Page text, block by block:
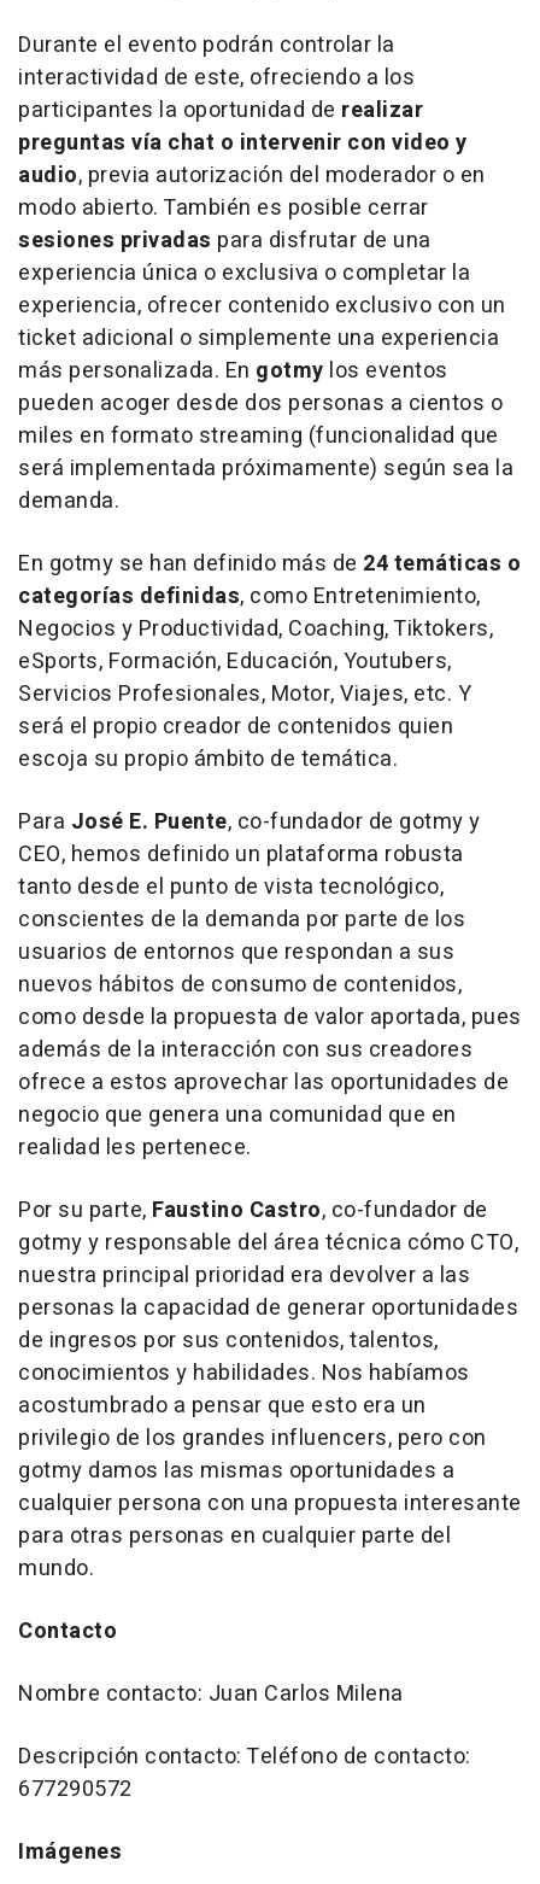
Durante el evento podrán controlar la
interactividad de este, ofreciendo a los
participantes la oportunidad de realizar
preguntas vía chat o intervenir con video y
audio, previa autorización del moderador o en
modo abierto. También es posible cerrar
sesiones privadas para disfrutar de una
experiencia única o exclusiva o completar la
experiencia, ofrecer contenido exclusivo con un
ticket adicional o simplemente una experiencia
más personalizada. En gotmy los eventos
pueden acoger desde dos personas a cientos o
miles en formato streaming (funcionalidad que
será implementada próximamente) según sea la
demanda.
En gotmy se han definido más de 24 temáticas o
categorías definidas, como Entretenimiento,
Negocios y Productividad, Coaching, Tiktokers,
eSports, Formación, Educación, Youtubers,
Servicios Profesionales, Motor, Viajes, etc. Y
será el propio creador de contenidos quien
escoja su propio ámbito de temática.
Para José E. Puente, co-fundador de gotmy y
CEO, hemos definido un plataforma robusta
tanto desde el punto de vista tecnológico,
conscientes de la demanda por parte de los
usuarios de entornos que respondan a sus
nuevos hábitos de consumo de contenidos,
como desde la propuesta de valor aportada, pues
además de la interacción con sus creadores
ofrece a estos aprovechar las oportunidades de
negocio que genera una comunidad que en
realidad les pertenece.
Por su parte, Faustino Castro, co-fundador de
gotmy y responsable del área técnica cómo CTO,
nuestra principal prioridad era devolver a las
personas la capacidad de generar oportunidades
de ingresos por sus contenidos, talentos,
conocimientos y habilidades. Nos habíamos
acostumbrado a pensar que esto era un
privilegio de los grandes influencers, pero con
gotmy damos las mismas oportunidades a
cualquier persona con una propuesta interesante
para otras personas en cualquier parte del
mundo.
Contacto
Nombre contacto: Juan Carlos Milena
Descripción contacto: Teléfono de contacto:
677290572
Imágenes